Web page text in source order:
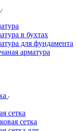
в бухтах
для фундамента
арматура
сетка
сетка